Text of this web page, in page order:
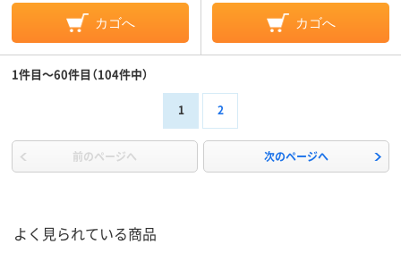
カゴへ カゴへ
1件目～60件目（104件中）
1 2
前のページへ 次のページへ
よく見られている商品